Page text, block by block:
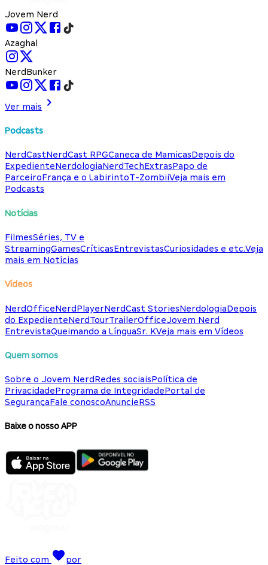
Jovem Nerd
Azaghal
NerdBunker
Ver mais
Podcasts
NerdCastNerdCast RPGCaneca de MamicasDepois do
ExpedienteNerdologiaNerdTechExtrasPapo de
ParceiroFrança e o LabirintoT-ZombiiVeja mais em
Podcasts
Notícias
FilmesSéries, TV e
StreamingGamesCríticasEntrevistasCuriosidades e etc.Veja
mais em Notícias
Vídeos
NerdOfficeNerdPlayerNerdCast StoriesNerdologiaDepois
do ExpedienteNerdTourTrailerOfficeJovem Nerd
EntrevistaQueimando a LínguaSr. KVeja mais em Vídeos
Quem somos
Sobre o Jovem NerdRedes sociaisPolítica de
PrivacidadePrograma de IntegridadePortal de
SegurançaFale conoscoAnuncieRSS
Baixe o nosso APP
Feito com
por